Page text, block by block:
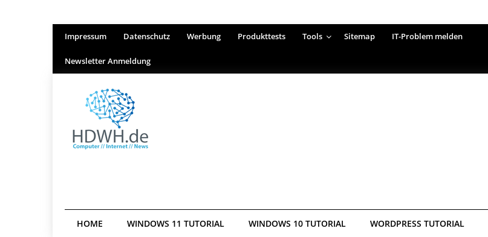
Impressum Datenschutz Werbung Produkttests Tools Sitemap IT-Problem melden
Newsletter Anmeldung
HOME WINDOWS 11 TUTORIAL WINDOWS 10 TUTORIAL WORDPRESS TUTORIAL